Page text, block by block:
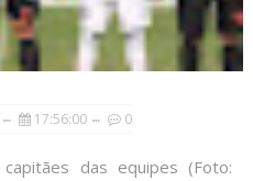
17:56:00 0
das equipes (Foto: